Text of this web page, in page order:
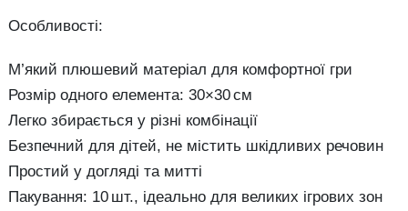
Особливості:
М’який плюшевий матеріал для комфортної гри
Розмір одного елемента: 30×30 см
Легко збирається у різні комбінації
Безпечний для дітей, не містить шкідливих речовин
Простий у догляді та митті
Пакування: 10 шт., ідеально для великих ігрових зон